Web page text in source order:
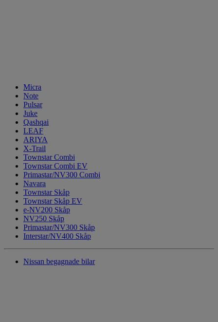
Micra
Note
Pulsar
Juke
Qashqai
LEAF
ARIYA
X-Trail
Townstar Combi
Townstar Combi EV
Primastar/NV300 Combi
Navara
Townstar Skåp
Townstar Skåp EV
e-NV200 Skåp
NV250 Skåp
Primastar/NV300 Skåp
Interstar/NV400 Skåp
Nissan begagnade bilar